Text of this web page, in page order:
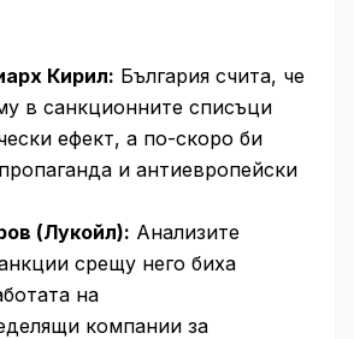
Кирил: България счита, че
в санкционните списъци
ефект, а по-скоро би
и антиевропейски
(Лукойл): Анализите
срещу него биха
на
компании за